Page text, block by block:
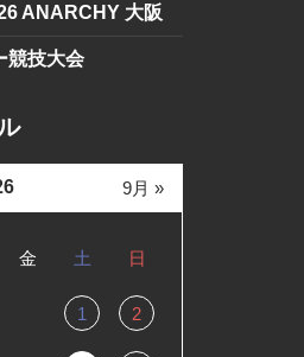
ANARCHY 大阪
競技大会
金 土 日
1 2
9月 »